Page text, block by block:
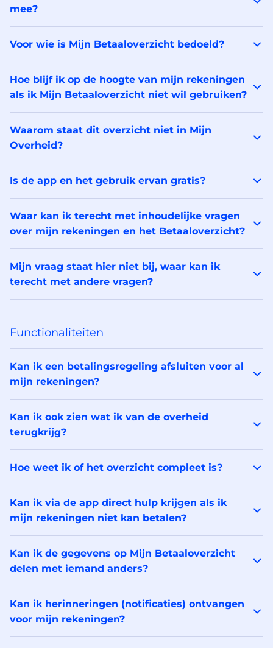
mee?
Voor wie is Mijn Betaaloverzicht bedoeld?
Hoe blijf ik op de hoogte van mijn rekeningen
als ik Mijn Betaaloverzicht niet wil gebruiken?
Waarom staat dit overzicht niet in Mijn
Overheid?
Is de app en het gebruik ervan gratis?
Waar kan ik terecht met inhoudelijke vragen
over mijn rekeningen en het Betaaloverzicht?
Mijn vraag staat hier niet bij, waar kan ik
terecht met andere vragen?
Functionaliteiten
Kan ik een betalingsregeling afsluiten voor al
mijn rekeningen?
Kan ik ook zien wat ik van de overheid
terugkrijg?
Hoe weet ik of het overzicht compleet is?
Kan ik via de app direct hulp krijgen als ik
mijn rekeningen niet kan betalen?
Kan ik de gegevens op Mijn Betaaloverzicht
delen met iemand anders?
Kan ik herinneringen (notificaties) ontvangen
voor mijn rekeningen?